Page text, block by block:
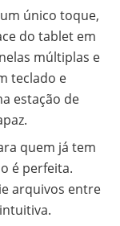
único toque,
do tablet em
múltiplas e
teclado e
estação de
quem já tem
é perfeita.
arquivos entre